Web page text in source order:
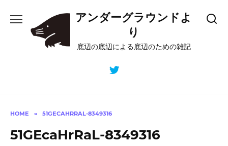
content
アンダーグラウンドよ
り
底辺の底辺による底辺のための雑記
HOME » 51GECAHRRAL-8349316
51GEcaHrRaL-8349316